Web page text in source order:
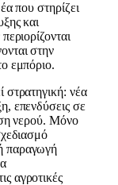
που στηρίζει
και
στην
εμπόριο.
στρατηγική: νέα
επενδύσεις σε
νερού. Μόνο
παραγωγή
αγροτικές